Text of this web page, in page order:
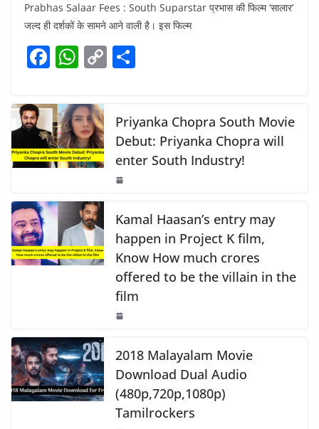
c
e
b
o
k
at
s
A
p
p
y
Li
k
ar
Prabhas Salaar Fees : South Suparstar प्रभास की फिल्म ‘सालार’
जल्द ही दर्शकों के सामने आने वाली है। इस फिल्म
F
c
e
b
o
o
k
W
at
s
A
p
p
C
y
Li
n
k
e
Priyanka Chopra South Movie
Debut: Priyanka Chopra will
enter South Industry!
Kamal Haasan’s entry may
happen in Project K film,
Know How much crores
offered to be the villain in the
film
2018 Malayalam Movie
Download Dual Audio
(480p,720p,1080p)
Tamilrockers